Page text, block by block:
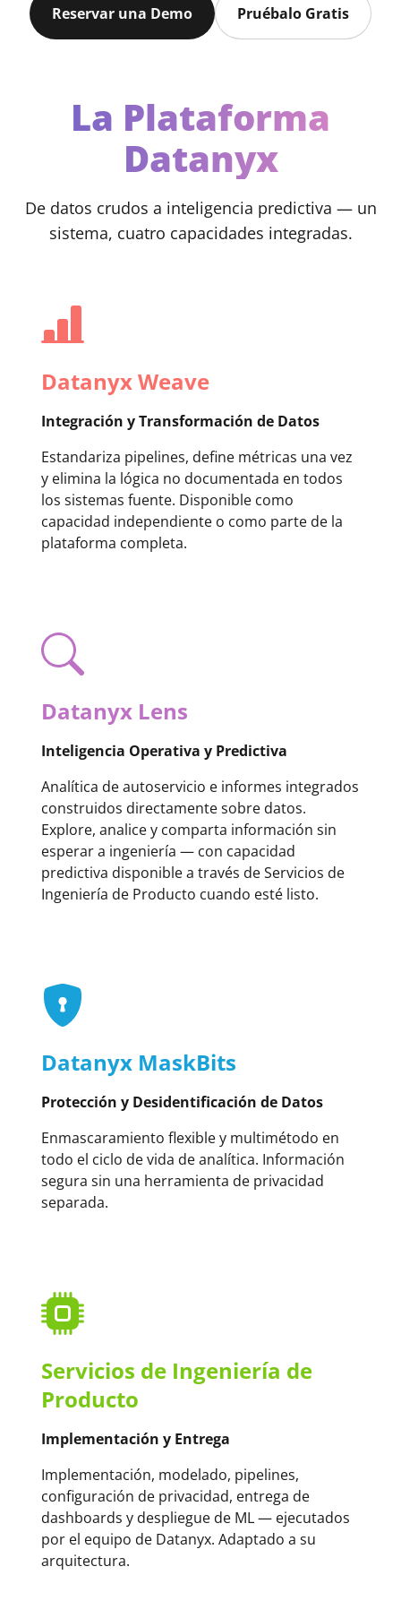
Reservar una Demo Pruébalo Gratis
La Plataforma
Datanyx
De datos crudos a inteligencia predictiva — un
sistema, cuatro capacidades integradas.
Datanyx Weave
Integración y Transformación de Datos
Estandariza pipelines, define métricas una vez
y elimina la lógica no documentada en todos
los sistemas fuente. Disponible como
capacidad independiente o como parte de la
plataforma completa.
Datanyx Lens
Inteligencia Operativa y Predictiva
Analítica de autoservicio e informes integrados
construidos directamente sobre datos.
Explore, analice y comparta información sin
esperar a ingeniería — con capacidad
predictiva disponible a través de Servicios de
Ingeniería de Producto cuando esté listo.
Datanyx MaskBits
Protección y Desidentificación de Datos
Enmascaramiento flexible y multimétodo en
todo el ciclo de vida de analítica. Información
segura sin una herramienta de privacidad
separada.
Servicios de Ingeniería de
Producto
Implementación y Entrega
Implementación, modelado, pipelines,
configuración de privacidad, entrega de
dashboards y despliegue de ML — ejecutados
por el equipo de Datanyx. Adaptado a su
arquitectura.